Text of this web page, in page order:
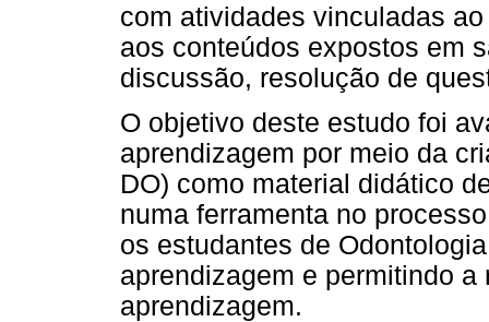
com atividades vinculadas
aos conteúdos expostos em
discussão, resolução de
O objetivo deste estudo foi
aprendizagem por meio da
DO) como material didático
numa ferramenta no
os estudantes de
aprendizagem e permitindo
aprendizagem.